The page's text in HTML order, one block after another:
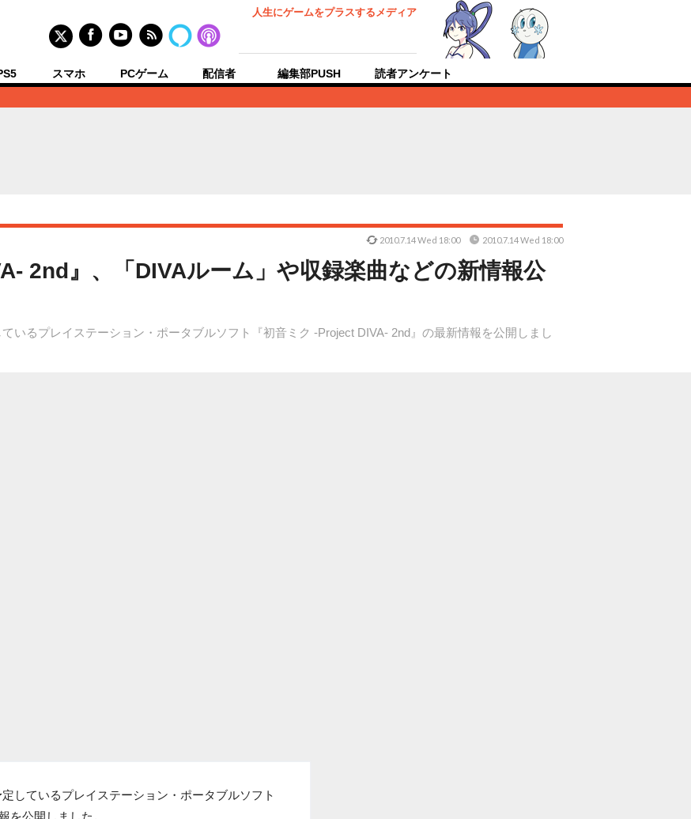
人生にゲームをプラスするメディア
スマホ PCゲーム 配信者 編集部PUSH 読者アンケート
2nd』、「DIVAルーム」や収録楽曲などの新情報公
いるプレイステーション・ポータブルソフト『初音ミク ‐Project DIVA‐ 2nd』の最新情報を公開しまし
2010.7.14 Wed 18:00 2010.7.14 Wed 18:00
しているプレイステーション・ポータブルソフト
を公開しました。